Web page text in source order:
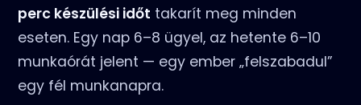
perc készülési időt takarít meg minden
eseten. Egy nap 6–8 ügyel, az hetente 6–10
munkaórát jelent — egy ember „felszabadul”
egy fél munkanapra.